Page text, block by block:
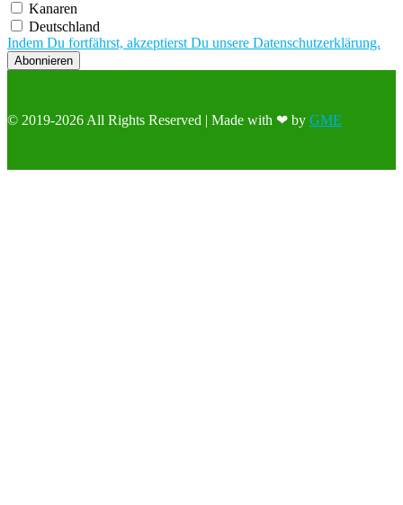
Kanaren
Deutschland
Indem Du fortfährst, akzeptierst Du unsere Datenschutzerklärung.
© 2019-2026 All Rights Reserved | Made with ❤ by GME